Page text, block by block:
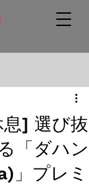
] 選び抜
「ダハン
」プレミ